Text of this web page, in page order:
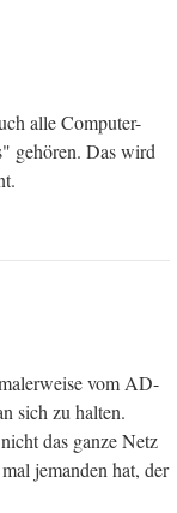
alle Computer-
gehören. Das wird
vom AD-
sich zu halten.
das ganze Netz
jemanden hat, der